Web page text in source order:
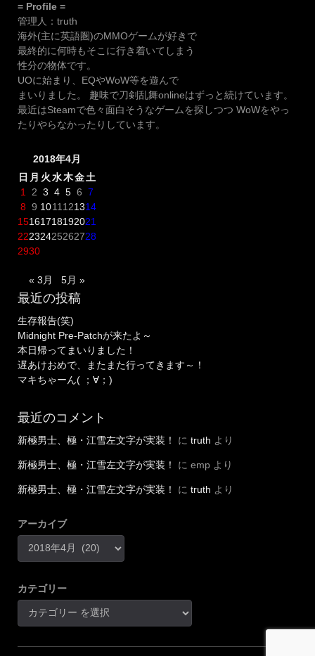
く
だ
さ
い
(切
実)”
ナ
ビ
ゲ
ー
シ
ョ
ン
= Profile =
管理人：truth
海外(主に英語圏)のMMOゲームが好きで
最終的に何時もそこに行き着いてしまう
性分の物体です。
UOに始まり、EQやWoW等を遊んで
まいりました。 趣味で刀剣乱舞onlineはずっと続けています。
最近はSteamで色々面白そうなゲームを探しつつ WoWをやっ
たりやらなかったりしています。
2018年4月
日 月 火水木金土
1
2 3 4 5 6 7
8 9 1011 121314
15161718192021
22232425262728
2930
« 3月 5月 »
最近の投稿
生存報告(笑)
Midnight Pre-Patchが来たよ～
本日帰ってまいりました！
遅あけおめで、またまた行ってきます～！
マキちゃーん( ；∀；)
最近のコメント
新極男士、極・江雪左文字が実装！ に truth より
新極男士、極・江雪左文字が実装！ に emp より
新極男士、極・江雪左文字が実装！ に truth より
アーカイブ
カテゴリー